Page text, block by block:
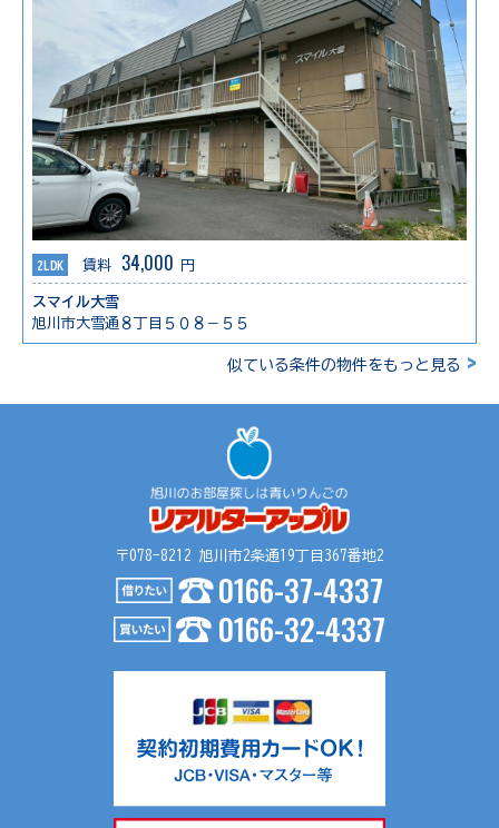
2LDK 賃料 34,000 円
スマイル大雪
旭川市大雪通８丁目５０８－５５
似ている条件の物件をもっと見る >
〒078-8212 旭川市2条通19丁目367番地2
0166-37-4337
0166-32-4337